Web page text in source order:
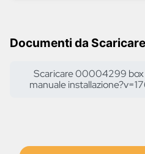
Documenti da Scaricare
Scaricare 00004299 box
manuale